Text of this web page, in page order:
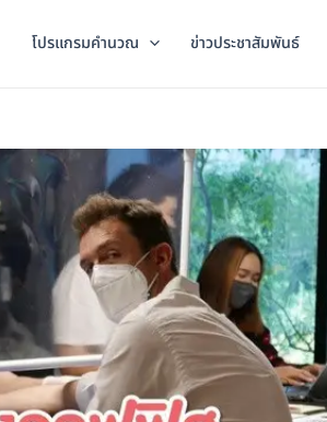
โปรแกรมคำนวณ ข่าวประชาสัมพันธ์